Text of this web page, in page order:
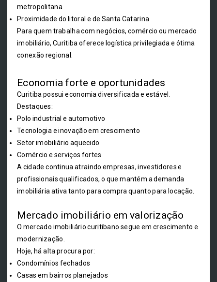
metropolitana
Proximidade do litoral e de Santa Catarina
Para quem trabalha com negócios, comércio ou mercado
imobiliário, Curitiba oferece logística privilegiada e ótima
conexão regional.
Economia forte e oportunidades
Curitiba possui economia diversificada e estável.
Destaques:
Polo industrial e automotivo
Tecnologia e inovação em crescimento
Setor imobiliário aquecido
Comércio e serviços fortes
A cidade continua atraindo empresas, investidores e
profissionais qualificados, o que mantém a demanda
imobiliária ativa tanto para compra quanto para locação.
Mercado imobiliário em valorização
O mercado imobiliário curitibano segue em crescimento e
modernização.
Hoje, há alta procura por:
Condomínios fechados
Casas em bairros planejados